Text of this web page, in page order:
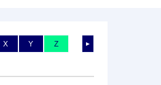
►
X Y Z